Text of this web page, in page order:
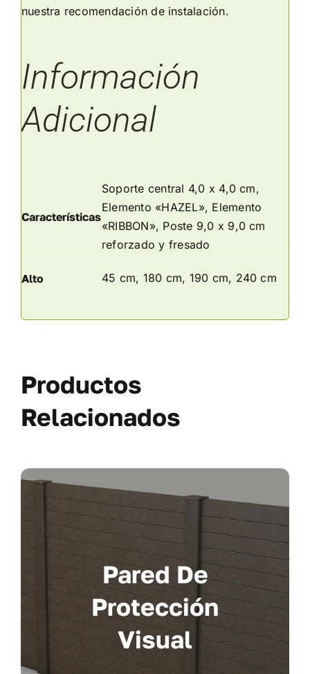
nuestra recomendación de instalación.
Información
Adicional
Características
Soporte central 4,0 x 4,0 cm,
Elemento «HAZEL», Elemento
«RIBBON», Poste 9,0 x 9,0 cm
reforzado y fresado
Alto 45 cm, 180 cm, 190 cm, 240 cm
Productos
Relacionados
Pared De
Protección
Visual